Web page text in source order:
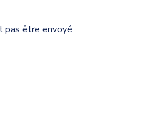
pas être envoyé